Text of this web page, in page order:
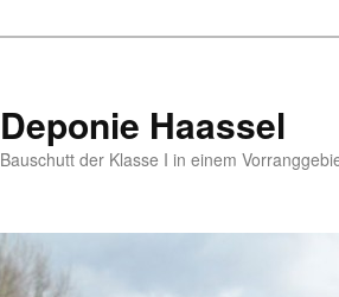
Deponie Haassel
Bauschutt der Klasse I in einem